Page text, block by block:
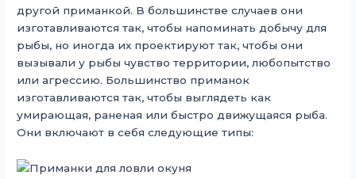
другой приманкой. В большинстве случаев они
изготавливаются так, чтобы напоминать добычу для
рыбы, но иногда их проектируют так, чтобы они
вызывали у рыбы чувство территории, любопытство
или агрессию. Большинство приманок
изготавливаются так, чтобы выглядеть как
умирающая, раненая или быстро движущаяся рыба.
Они включают в себя следующие типы: